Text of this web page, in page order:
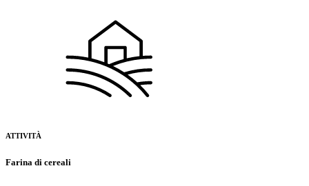
ATTIVITÀ
Farina di cereali